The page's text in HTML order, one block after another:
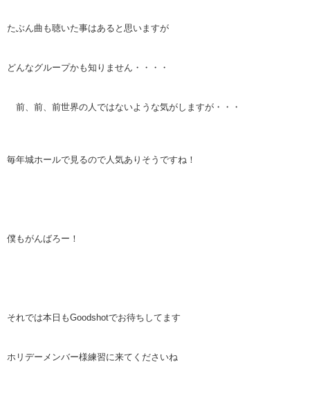
たぶん曲も聴いた事はあると思いますが
どんなグループかも知りません・・・・
前、前、前世界の人ではないような気がしますが・・・
毎年城ホールで見るので人気ありそうですね！
僕もがんばろー！
それでは本日もGoodshotでお待ちしてます
ホリデーメンバー様練習に来てくださいね